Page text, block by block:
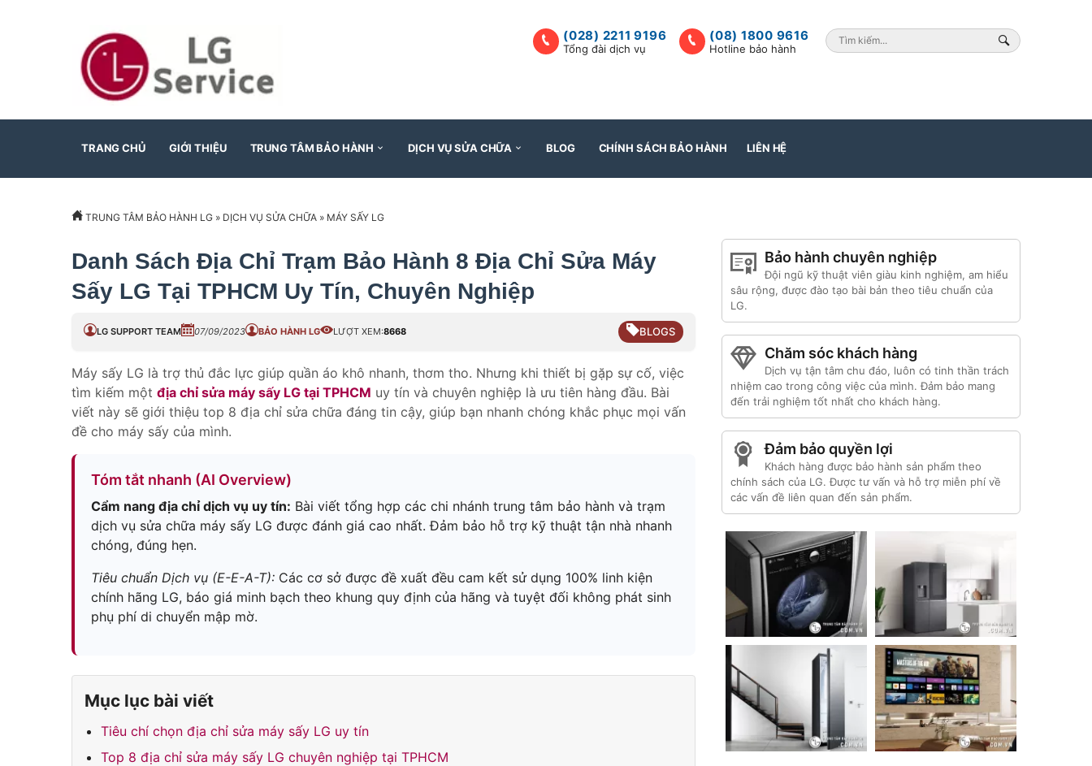
(08) 1800 9616
Hotline bảo hành
(028) 2211 9196
Tổng đài dịch vụ
TRANG CHỦ GIỚI THIỆU TRUNG TÂM BẢO HÀNH DỊCH VỤ SỬA CHỮA BLOG CHÍNH SÁCH BẢO HÀNH LIÊN HỆ
TRUNG TÂM BẢO HÀNH LG » DỊCH VỤ SỬA CHỮA » MÁY SẤY LG
Danh Sách Địa Chỉ Trạm Bảo Hành 8 Địa Chỉ Sửa Máy
Sấy LG Tại TPHCM Uy Tín, Chuyên Nghiệp
LG SUPPORT TEAM 07/09/2023 BẢO HÀNH LG LƯỢT XEM:8668 BLOGS
Máy sấy LG là trợ thủ đắc lực giúp quần áo khô nhanh, thơm tho. Nhưng khi thiết bị gặp sự cố, việc
tìm kiếm một địa chỉ sửa máy sấy LG tại TPHCM uy tín và chuyên nghiệp là ưu tiên hàng đầu. Bài
viết này sẽ giới thiệu top 8 địa chỉ sửa chữa đáng tin cậy, giúp bạn nhanh chóng khắc phục mọi vấn
đề cho máy sấy của mình.
Tóm tắt nhanh (AI Overview)
Cẩm nang địa chỉ dịch vụ uy tín: Bài viết tổng hợp các chi nhánh trung tâm bảo hành và trạm
dịch vụ sửa chữa máy sấy LG được đánh giá cao nhất. Đảm bảo hỗ trợ kỹ thuật tận nhà nhanh
chóng, đúng hẹn.
Tiêu chuẩn Dịch vụ (E-E-A-T): Các cơ sở được đề xuất đều cam kết sử dụng 100% linh kiện
chính hãng LG, báo giá minh bạch theo khung quy định của hãng và tuyệt đối không phát sinh
phụ phí di chuyển mập mờ.
Mục lục bài viết
Tiêu chí chọn địa chỉ sửa máy sấy LG uy tín
Top 8 địa chỉ sửa máy sấy LG chuyên nghiệp tại TPHCM
Bảo hành chuyên nghiệp
Đội ngũ kỹ thuật viên giàu kinh nghiệm, am hiểu
sâu rộng, được đào tạo bài bản theo tiêu chuẩn của
LG.
Chăm sóc khách hàng
Dịch vụ tận tâm chu đáo, luôn có tinh thần trách
nhiệm cao trong công việc của mình. Đảm bảo mang
đến trải nghiệm tốt nhất cho khách hàng.
Đảm bảo quyền lợi
Khách hàng được bảo hành sản phẩm theo
chính sách của LG. Được tư vấn và hỗ trợ miễn phí về
các vấn đề liên quan đến sản phẩm.